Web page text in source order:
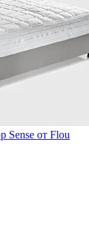
Sense от Flou